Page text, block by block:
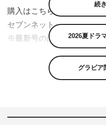
購入はこちら
セブンネット
※最新号のほか、最近のバ
COVER TALK
続
2026夏ドラ
グラビア